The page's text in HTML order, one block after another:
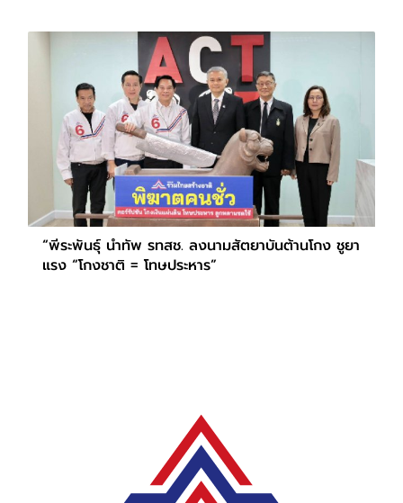
“พีระพันธุ์ นำทัพ รทสช. ลงนามสัตยาบันต้านโกง ชูยา
แรง “โกงชาติ = โทษประหาร”